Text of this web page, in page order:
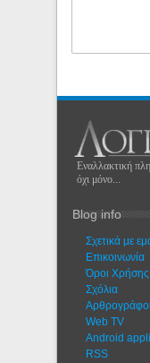
Εναλλακτική
όχι μόνο...
Blog info
Σχετικά με
Eπικοινωνία
Όροι Χρήσης
Σχόλια
Web TV
Android
RSS